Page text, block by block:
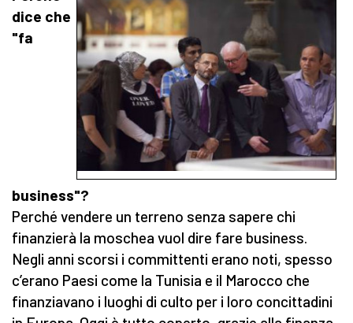
dice che
"fa
business"?
Perché vendere un terreno senza sapere chi
finanzierà la moschea vuol dire fare business.
Negli anni scorsi i committenti erano noti, spesso
c’erano Paesi come la Tunisia e il Marocco che
finanziavano i luoghi di culto per i loro concittadini